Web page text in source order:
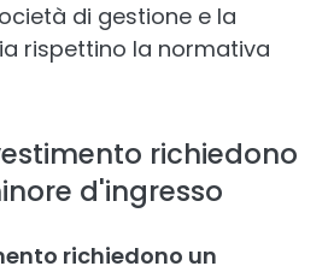
di gestione e la
rispettino la normativa
richiedono
d'ingresso
richiedono un